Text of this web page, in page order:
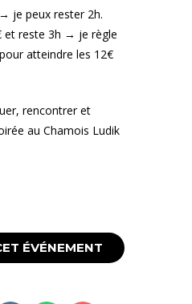
je peux rester 2h.
et reste 3h → je règle
atteindre les 12€
rencontrer et
au Chamois Ludik
ÉVÉNEMENT